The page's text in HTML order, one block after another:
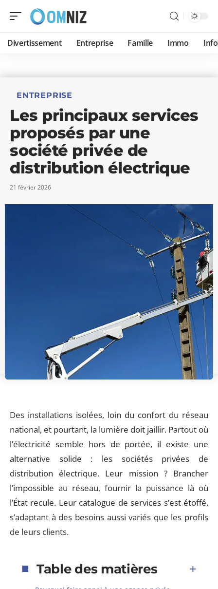
Divertissement Entreprise Famille Immo
ENTREPRISE
Les principaux services
proposés par une
société privée de
distribution électrique
21 février 2026
Des installations isolées, loin du confort du réseau
national, et pourtant, la lumière doit jaillir. Partout où
l’électricité semble hors de portée, il existe une
alternative solide : les sociétés privées de
distribution électrique. Leur mission ? Brancher
l’impossible au réseau, fournir la puissance là où
l’État recule. Leur catalogue de services s’est étoffé,
s’adaptant à des besoins aussi variés que les profils
de leurs clients.
Table des matières